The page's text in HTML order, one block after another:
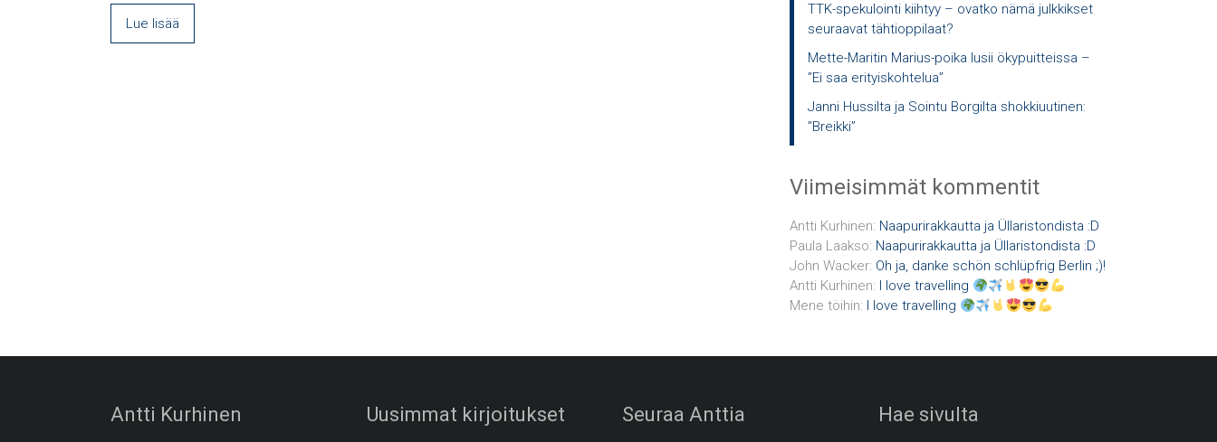
Lue lisää
TTK-spekulointi kiihtyy – ovatko nämä julkkikset
seuraavat tähtioppilaat?
Mette-Maritin Marius-poika lusii ökypuitteissa –
”Ei saa erityiskohtelua”
Janni Hussilta ja Sointu Borgilta shokkiuutinen:
”Breikki”
Viimeisimmät kommentit
Antti Kurhinen: Naapurirakkautta ja Üllaristondista :D
Paula Laakso: Naapurirakkautta ja Üllaristondista :D
John Wacker: Oh ja, danke schön schlüpfrig Berlin ;)!
Antti Kurhinen: I love travelling
Mene töihin: I love travelling
Antti Kurhinen Uusimmat kirjoitukset Seuraa Anttia Hae sivulta